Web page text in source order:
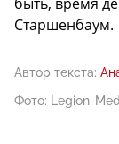
Старшенбаум.
Автор текста:
Фото: Legion-